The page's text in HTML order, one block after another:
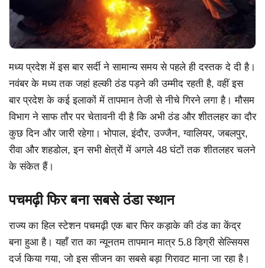
मध्य प्रदेश में इस बार सर्दी ने सामान्य समय से पहले ही दस्तक दे दी है।
नवंबर के मध्य तक जहां हल्की ठंड पड़ने की उम्मीद रहती है, वहीं इस
बार प्रदेश के कई इलाकों में तापमान तेजी से नीचे गिरने लगा है। मौसम
विभाग ने साफ तौर पर चेतावनी दी है कि अभी ठंड और शीतलहर का दौर
कुछ दिन और जारी रहेगा। भोपाल, इंदौर, उज्जैन, ग्वालियर, जबलपुर,
रीवा और शहडोल, इन सभी क्षेत्रों में अगले 48 घंटों तक शीतलहर चलने
के संकेत हैं।
पचमढ़ी फिर बना सबसे ठंडा स्थान
राज्य का हिल स्टेशन पचमढ़ी एक बार फिर कड़ाके की ठंड का केंद्र
बना हुआ है। यहाँ रात का न्यूनतम तापमान मात्र 5.8 डिग्री सेल्सियस
दर्ज किया गया, जो इस सीजन का सबसे बड़ा गिरावट माना जा रहा है।